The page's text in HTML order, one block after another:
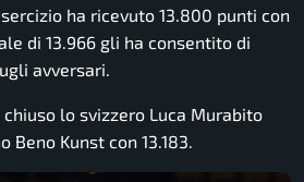
ha ricevuto 13.800 punti con
di 13.966 gli ha consentito di
avversari.
lo svizzero Luca Murabito
Beno Kunst con 13.183.